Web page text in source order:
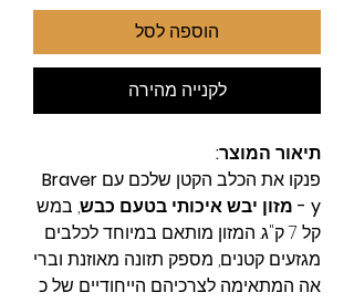
הוספה לסל
לקנייה מהירה
תיאור המוצר:
פנקו את הכלב הקטן שלכם עם Braver
y - מזון יבש איכותי בטעם כבש
, במש
קל 7 ק"ג. המזון מותאם במיוחד לכלבים
מגזעים קטנים, מספק תזונה מאוזנת וברי
אה המתאימה לצרכיהם הייחודיים של כ